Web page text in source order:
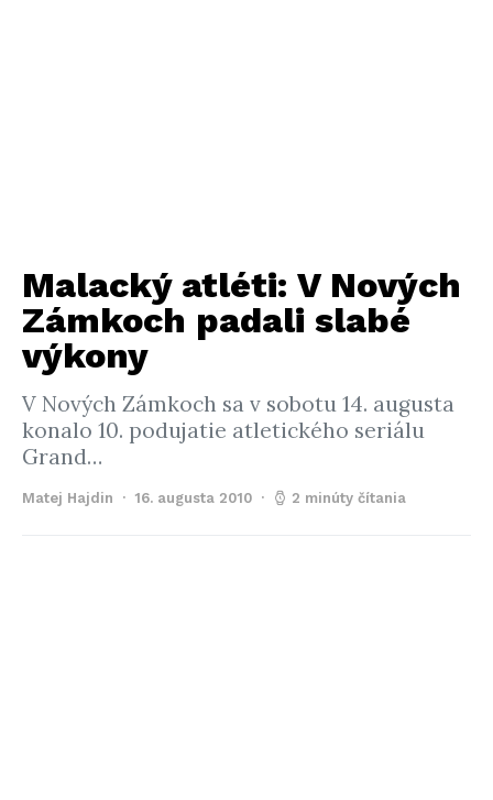
Malacký atléti: V Nových
Zámkoch padali slabé
výkony
V Nových Zámkoch sa v sobotu 14. augusta
konalo 10. podujatie atletického seriálu
Grand…
Matej Hajdin 16. augusta 2010 2 minúty čítania